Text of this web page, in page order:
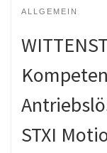
ALLGEMEIN
STXI